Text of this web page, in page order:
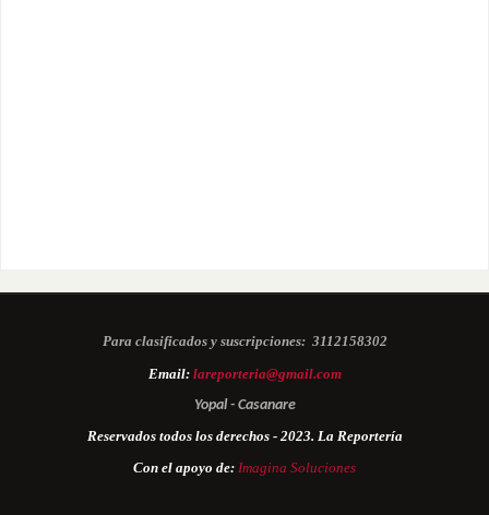
Para clasificados y suscripciones: 3112158302
Email: lareporteria@gmail.com
Yopal - Casanare
Reservados todos los derechos - 2023. La Reportería
Con el apoyo de: Imagina Soluciones